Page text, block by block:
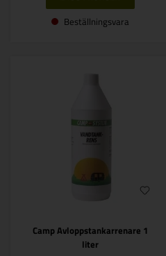
Beställningsvara
Camp Avloppstankarrenare 1
liter